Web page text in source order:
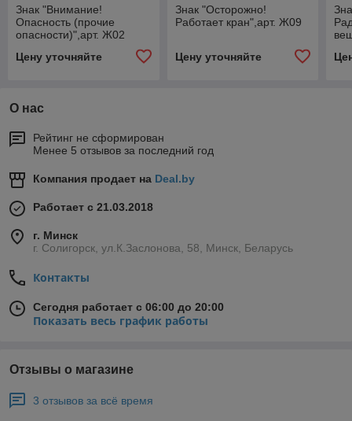
Знак "Внимание!
Опасность (прочие
опасности)",арт. Ж02
Цену уточняйте
Знак "Осторожно!
Работает кран",арт. Ж09
Цену уточняйте
О нас
Рейтинг не сформирован
Менее 5 отзывов за последний год
Компания продает на Deal.by
Работает с 21.03.2018
г. Минск
г. Солигорск, ул.К.Заслонова, 58, Минск, Беларусь
Контакты
Сегодня работает с 06:00 до 20:00
Показать весь график работы
Отзывы о магазине
3 отзывов за всё время